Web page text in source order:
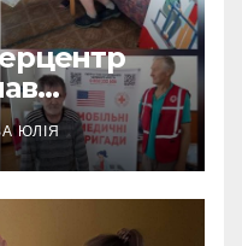
ЮЛІЯ